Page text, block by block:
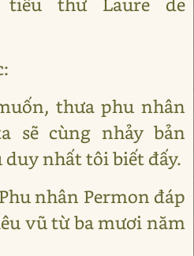
thưa phu nhân
sẽ cùng nhảy bản
duy nhất tôi biết đấy.
nhân Permon đáp
vũ từ ba mươi năm